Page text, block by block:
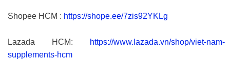
Shopee HCM : https://shope.ee/7zis92YKLg
Lazada HCM:
https://www.lazada.vn/shop/viet-nam-
supplements-hcm